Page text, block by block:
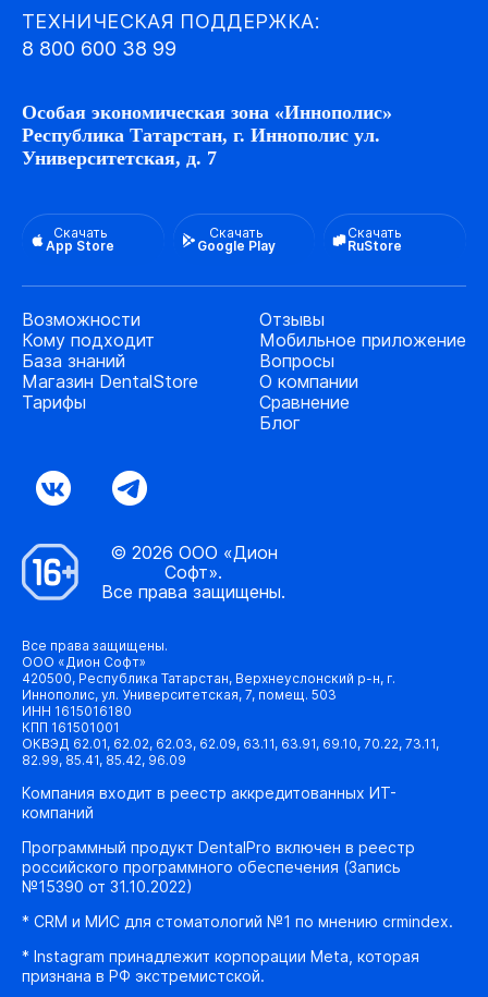
ТЕХНИЧЕСКАЯ ПОДДЕРЖКА:
8 800 600 38 99
Особая экономическая зона «Иннополис»
Республика Татарстан, г. Иннополис ул.
Университетская, д. 7
Скачать
App Store
Скачать
Google Play
Скачать
RuStore
Возможности
Кому подходит
База знаний
Магазин DentalStore
Тарифы
Отзывы
Мобильное приложение
Вопросы
О компании
Сравнение
Блог
© 2026 ООО «Дион
Софт».
Все права защищены.
Все права защищены.
ООО «Дион Софт»
420500, Республика Татарстан, Верхнеуслонский р-н, г.
Иннополис, ул. Университетская, 7, помещ. 503
ИНН 1615016180
КПП 161501001
ОКВЭД 62.01, 62.02, 62.03, 62.09, 63.11, 63.91, 69.10, 70.22, 73.11,
82.99, 85.41, 85.42, 96.09
Компания входит в реестр аккредитованных ИТ-
компаний
Программный продукт DentalPro включен в реестр
российского программного обеспечения (Запись
№15390 от 31.10.2022)
* CRM и МИС для стоматологий №1 по мнению crmindex.
* Instagram принадлежит корпорации Meta, которая
признана в РФ экстремистской.